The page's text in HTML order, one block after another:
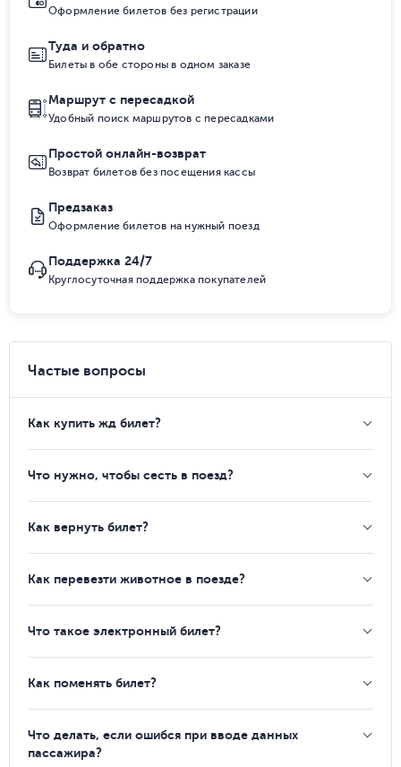
Оформление билетов без регистрации
Туда и обратно
Билеты в обе стороны в одном заказе
Маршрут с пересадкой
Удобный поиск маршрутов с пересадками
Простой онлайн-возврат
Возврат билетов без посещения кассы
Предзаказ
Оформление билетов на нужный поезд
Поддержка 24/7
Круглосуточная поддержка покупателей
Частые вопросы
Как купить жд билет?
Что нужно, чтобы сесть в поезд?
Как вернуть билет?
Как перевезти животное в поезде?
Что такое электронный билет?
Как поменять билет?
Что делать, если ошибся при вводе данных
пассажира?